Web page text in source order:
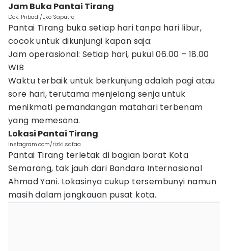
Jam Buka Pantai Tirang
Dok. Pribadi/Eko Saputro
Pantai Tirang buka setiap hari tanpa hari libur,
cocok untuk dikunjungi kapan saja:
Jam operasional: Setiap hari, pukul 06.00 – 18.00
WIB
Waktu terbaik untuk berkunjung adalah pagi atau
sore hari, terutama menjelang senja untuk
menikmati pemandangan matahari terbenam
yang memesona.
Lokasi Pantai Tirang
Instagram.com/rizki.safaa
Pantai Tirang terletak di bagian barat Kota
Semarang, tak jauh dari Bandara Internasional
Ahmad Yani. Lokasinya cukup tersembunyi namun
masih dalam jangkauan pusat kota.